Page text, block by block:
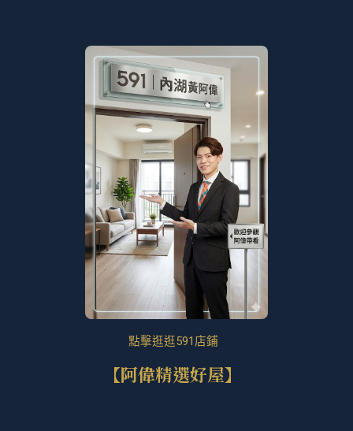
點擊逛逛591店鋪
【阿偉精選好屋】